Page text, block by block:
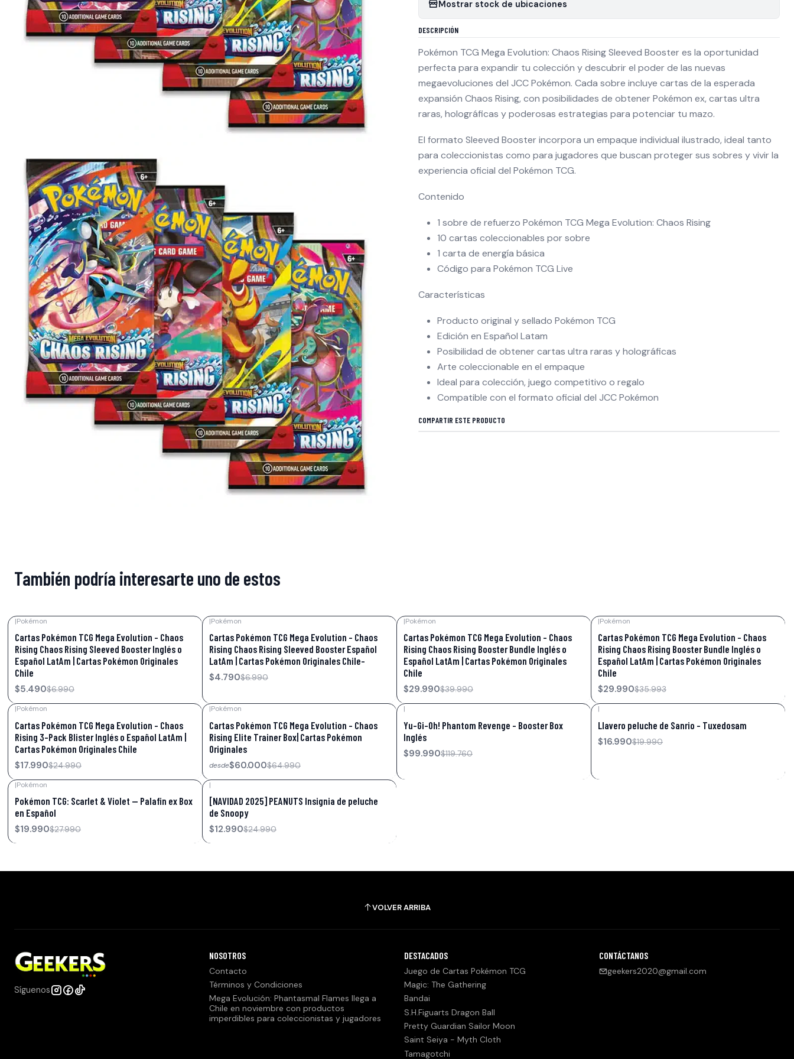
Mostrar stock de ubicaciones
DESCRIPCIÓN
Pokémon TCG Mega Evolution: Chaos Rising Sleeved Booster es la oportunidad
perfecta para expandir tu colección y descubrir el poder de las nuevas
megaevoluciones del JCC Pokémon. Cada sobre incluye cartas de la esperada
expansión Chaos Rising, con posibilidades de obtener Pokémon ex, cartas ultra
raras, holográficas y poderosas estrategias para potenciar tu mazo.
El formato Sleeved Booster incorpora un empaque individual ilustrado, ideal tanto
para coleccionistas como para jugadores que buscan proteger sus sobres y vivir la
experiencia oficial del Pokémon TCG.
Contenido
1 sobre de refuerzo Pokémon TCG Mega Evolution: Chaos Rising
10 cartas coleccionables por sobre
1 carta de energía básica
Código para Pokémon TCG Live
Características
Producto original y sellado Pokémon TCG
Edición en Español Latam
Posibilidad de obtener cartas ultra raras y holográficas
Arte coleccionable en el empaque
Ideal para colección, juego competitivo o regalo
Compatible con el formato oficial del JCC Pokémon
COMPARTIR ESTE PRODUCTO
También podría interesarte uno de estos
|Pokémon
Cartas Pokémon TCG Mega Evolution – Chaos
Rising Chaos Rising Sleeved Booster Inglés o
Español LatAm | Cartas Pokémon Originales
Chile
$5.490$6.990
|Pokémon
Cartas Pokémon TCG Mega Evolution – Chaos
Rising Chaos Rising Sleeved Booster Español
LatAm | Cartas Pokémon Originales Chile-
$4.790$6.990
|Pokémon
Cartas Pokémon TCG Mega Evolution – Chaos
Rising Chaos Rising Booster Bundle Inglés o
Español LatAm | Cartas Pokémon Originales
Chile
$29.990$39.990
|Pokémon
Cartas Pokémon TCG Mega Evolution – Chaos
Rising Chaos Rising Booster Bundle Inglés o
Español LatAm | Cartas Pokémon Originales
Chile
$29.990$35.993
|Pokémon
Cartas Pokémon TCG Mega Evolution – Chaos
Rising 3-Pack Blister Inglés o Español LatAm |
Cartas Pokémon Originales Chile
$17.990$24.990
|Pokémon
Cartas Pokémon TCG Mega Evolution – Chaos
Rising Elite Trainer Box| Cartas Pokémon
Originales
desde$60.000$64.990
|
Yu-Gi-Oh! Phantom Revenge – Booster Box
Inglés
$99.990$119.760
|
Llavero peluche de Sanrio – Tuxedosam
$16.990$19.990
|Pokémon
Pokémon TCG: Scarlet & Violet — Palafin ex Box
en Español
$19.990$27.990
|
[NAVIDAD 2025] PEANUTS Insignia de peluche
de Snoopy
$12.990$24.990
VOLVER ARRIBA
Síguenos
NOSOTROS
Contacto
Términos y Condiciones
Mega Evolución: Phantasmal Flames llega a
Chile en noviembre con productos
imperdibles para coleccionistas y jugadores
DESTACADOS
Juego de Cartas Pokémon TCG
Magic: The Gathering
Bandai
S.H.Figuarts Dragon Ball
Pretty Guardian Sailor Moon
Saint Seiya - Myth Cloth
Tamagotchi
CONTÁCTANOS
geekers2020@gmail.com